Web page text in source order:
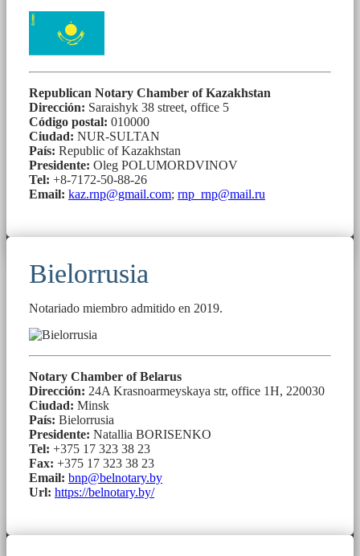
Republican Notary Chamber of Kazakhstan
Dirección: Saraishyk 38 street, office 5
Código postal: 010000
Ciudad: NUR-SULTAN
País: Republic of Kazakhstan
Presidente: Oleg POLUMORDVINOV
Tel: +8-7172-50-88-26
Email: kaz.rnp@gmail.com; rnp_rnp@mail.ru
Bielorrusia
Notariado miembro admitido en 2019.
Notary Chamber of Belarus
Dirección: 24A Krasnoarmeyskaya str, office 1H, 220030
Ciudad: Minsk
País: Bielorrusia
Presidente: Natallia BORISENKO
Tel: +375 17 323 38 23
Fax: +375 17 323 38 23
Email: bnp@belnotary.by
Url: https://belnotary.by/